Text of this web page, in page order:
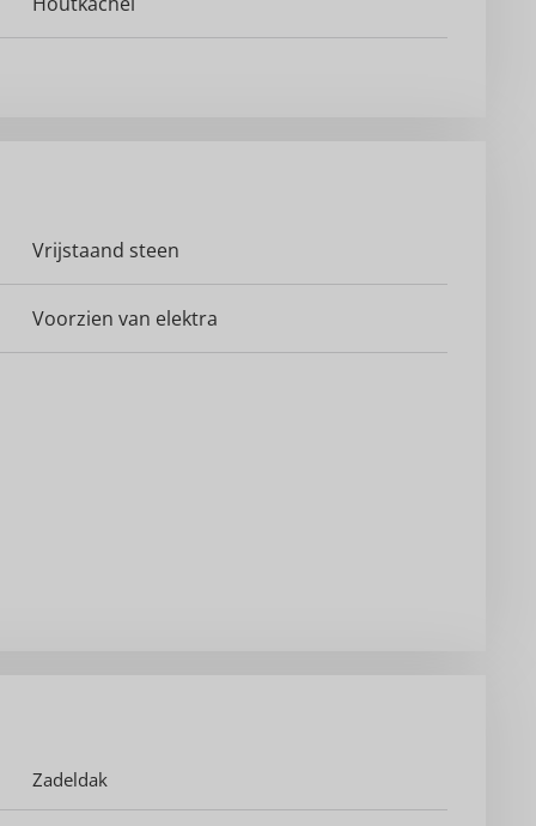
Vrijstaand steen
Voorzien van elektra
Zadeldak